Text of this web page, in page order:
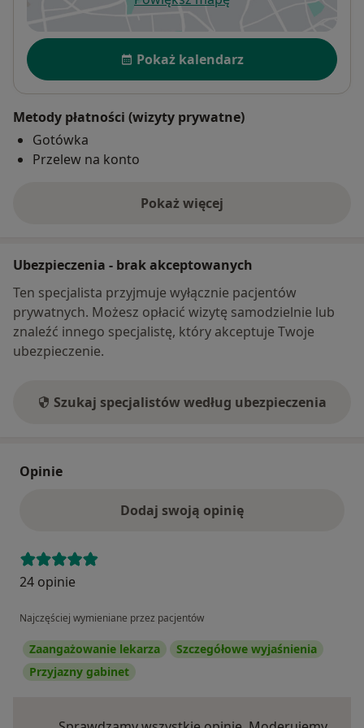
otwiera się w nowej karcie
Dostępność
Pokaż kalendarz
Metody płatności (wizyty prywatne)
Gotówka
Przelew na konto
Pokaż więcej
o adresie
Ubezpieczenia - brak akceptowanych
Ten specjalista przyjmuje wyłącznie pacjentów
prywatnych. Możesz opłacić wizytę samodzielnie lub
znaleźć innego specjalistę, który akceptuje Twoje
ubezpieczenie.
Szukaj specjalistów według ubezpieczenia
Opinie
Dodaj swoją opinię
24 opinie
Najczęściej wymieniane przez pacjentów
Zaangażowanie lekarza
Szczegółowe wyjaśnienia
Przyjazny gabinet